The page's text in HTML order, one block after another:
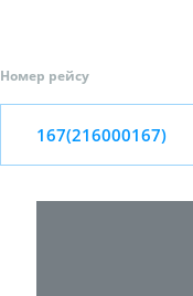
Номер рейсу
167(216000167)